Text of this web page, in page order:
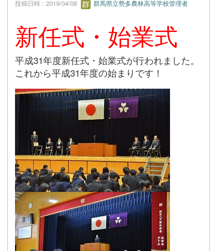
投稿日時 : 2019/04/08 群馬県立勢多農林高等学校管理者
新任式・始業式
平成31年度新任式・始業式が行われました。
これから平成31年度の始まりです！